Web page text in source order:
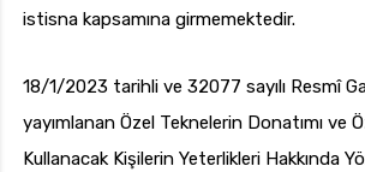
istisna kapsamına girmemektedir.
18/1/2023 tarihli ve 32077 sayılı Resmî
yayımlanan Özel Teknelerin Donatımı ve
Kullanacak Kişilerin Yeterlikleri Hakkında